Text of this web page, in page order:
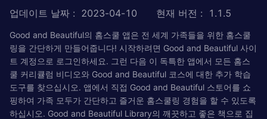
업데이트 날짜 : 2023-04-10 현재 버전 : 1.1.5
Good and Beautiful의 홈스쿨 앱은 전 세계 가족들을 위한 홈스쿨
링을 간단하게 만들어줍니다! 시작하려면 Good and Beautiful 사이
트 계정으로 로그인하세요. 그런 다음 이 독특한 앱에서 모든 홈스
쿨 커리큘럼 비디오와 Good and Beautiful 코스에 대한 추가 학습
도구를 찾으십시오. 앱에서 직접 Good and Beautiful 스토어를 쇼
핑하여 가족 모두가 간단하고 즐거운 홈스쿨링 경험을 할 수 있도록
하십시오. Good and Beautiful Library의 깨끗하고 좋은 책으로 집